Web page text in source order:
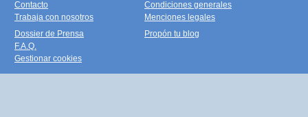
Contacto
Trabaja con nosotros
Condiciones generales
Menciones legales
Dossier de Prensa
F.A.Q.
Gestionar cookies
Propón tu blog